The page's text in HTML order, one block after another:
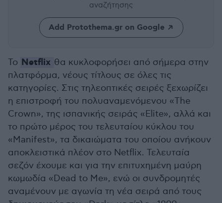
αναζήτησης
Add Protothema.gr on Google
Το Netflix θα κυκλοφορήσει από σήμερα στην
πλατφόρμα, νέους τίτλους σε όλες τις
κατηγορίες. Στις τηλεοπτικές σειρές ξεχωρίζει
η επιστροφή του πολυαναμενόμενου «The
Crown», της ισπανικής σειράς « Elite», αλλά και
το πρώτο μέρος του τελευταίου κύκλου του
«Manifest», τα δικαιώματα του οποίου ανήκουν
αποκλειστικά πλέον στο Netflix. Τελευταία
σεζόν έχουμε και για την επιτυχημένη μαύρη
κωμωδία « Dead to Me», ενώ οι συνδρομητές
αναμένουν με αγωνία τη νέα σειρά από τους